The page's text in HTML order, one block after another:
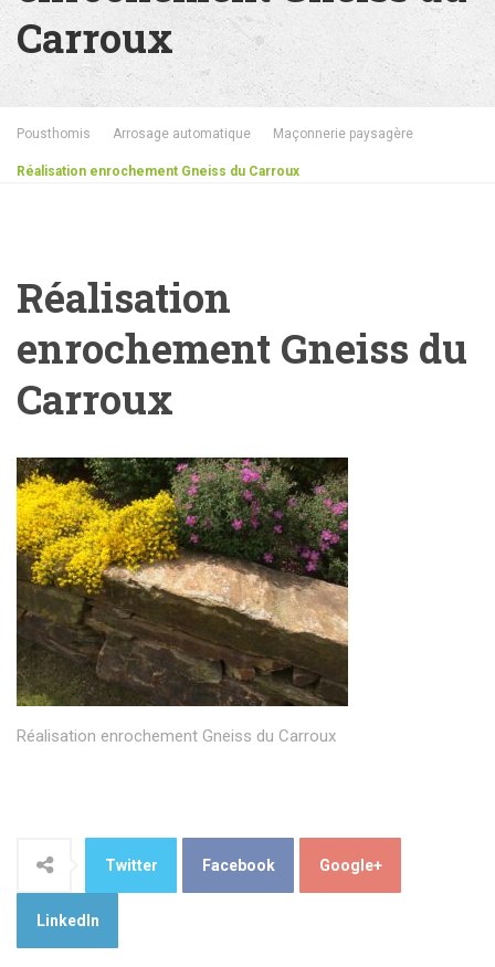
Carroux
Pousthomis Arrosage automatique Maçonnerie paysagère
Réalisation enrochement Gneiss du Carroux
Réalisation
enrochement Gneiss du
Carroux
Réalisation enrochement Gneiss du Carroux
Twitter Facebook Google+
LinkedIn